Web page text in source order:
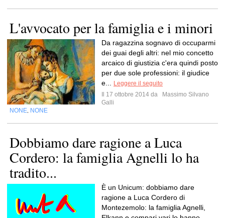
L'avvocato per la famiglia e i minori
Da ragazzina sognavo di occuparmi
dei guai degli altri: nel mio concetto
arcaico di giustizia c'era quindi posto
per due sole professioni: il giudice
e...
Leggere il seguito
Il 17 ottobre 2014 da
Massimo Silvano
Galli
NONE NONE
Dobbiamo dare ragione a Luca
Cordero: la famiglia Agnelli lo ha
tradito...
È un Unicum: dobbiamo dare
ragione a Luca Cordero di
Montezemolo: la famiglia Agnelli,